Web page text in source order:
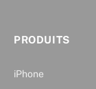
PRODUITS
iPhone